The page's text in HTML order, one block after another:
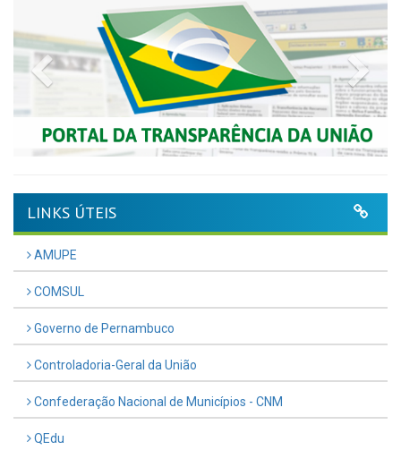
Previous
LINKS ÚTEIS
AMUPE
COMSUL
Governo de Pernambuco
Controladoria-Geral da União
Confederação Nacional de Municípios - CNM
QEdu